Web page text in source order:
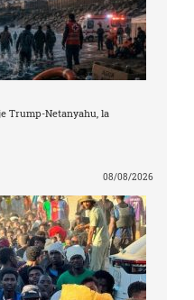
Trump-Netanyahu, la
08/08/2026